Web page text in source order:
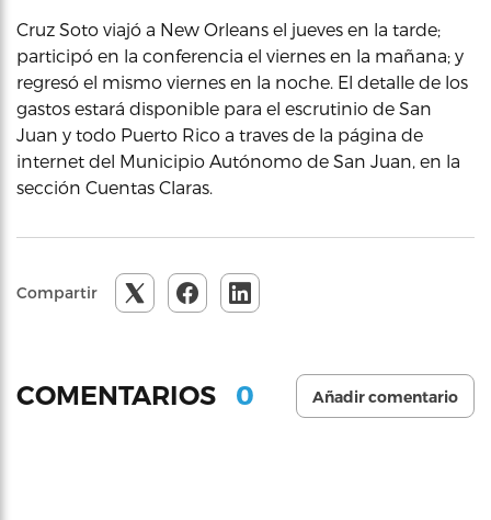
Cruz Soto viajó a New Orleans el jueves en la tarde;
participó en la conferencia el viernes en la mañana; y
regresó el mismo viernes en la noche. El detalle de los
gastos estará disponible para el escrutinio de San
Juan y todo Puerto Rico a traves de la página de
internet del Municipio Autónomo de San Juan, en la
sección Cuentas Claras.
Compartir
COMENTARIOS 0 Añadir comentario